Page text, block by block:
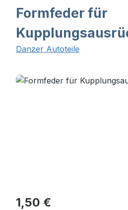
Formfeder für
Danzer Autoteile
Bildergalerie überspringen
Regulärer Preis:
1,50 €